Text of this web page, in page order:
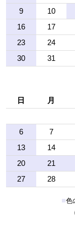
9
10
16
17
23
24
30
31
日 月
6
7
13
14
20
21
27
28
■色